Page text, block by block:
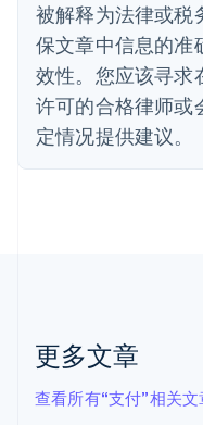
被解释为法律或税
保文章中信息的准
效性。您应该寻求
许可的合格律师或
定情况提供建议。
更多文章
查看所有“支付”相关文
德国
DeutschEnglish
法国
FrançaisEnglish
芬兰
EnglishSvenska
English
English